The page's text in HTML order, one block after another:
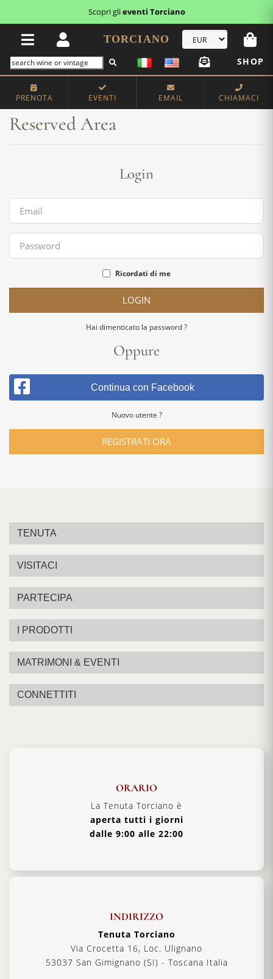
Scopri glieventi Torciano
TORCIANO
SHOP
PRENOTA EVENTI EMAIL CHIAMACI
Home Reserved Area
Reserved Area
Login
Ricordati di me
LOGIN
Hai dimenticato la password ?
Oppure
Continua con Facebook
Nuovo utente ?
REGISTRATI ORA
TENUTA
VISITACI
PARTECIPA
I PRODOTTI
MATRIMONI & EVENTI
CONNETTITI
ORARIO
La Tenuta Torciano è
aperta tutti i giorni
dalle 9:00 alle 22:00
INDIRIZZO
Tenuta Torciano
Via Crocetta 16, Loc. Ulignano
53037 San Gimignano (SI) - Toscana Italia